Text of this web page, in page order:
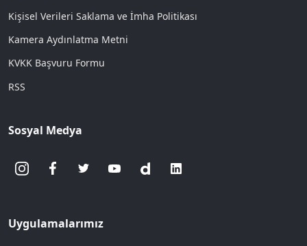
Kişisel Verileri Saklama ve İmha Politikası
Kamera Aydınlatma Metni
KVKK Başvuru Formu
RSS
Sosyal Medya
Uygulamalarımız